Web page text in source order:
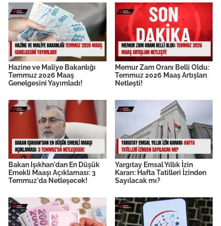
Hazine ve Maliye Bakanlığı
Temmuz 2026 Maaş
Genelgesini Yayımladı!
Memur Zam Oranı Belli Oldu:
Temmuz 2026 Maaş Artışları
Netleşti!
Bakan Işıkhan'dan En Düşük
Emekli Maaşı Açıklaması: 3
Temmuz'da Netleşecek!
Yargıtay Emsal Yıllık İzin
Kararı: Hafta Tatilleri İzinden
Sayılacak mı?